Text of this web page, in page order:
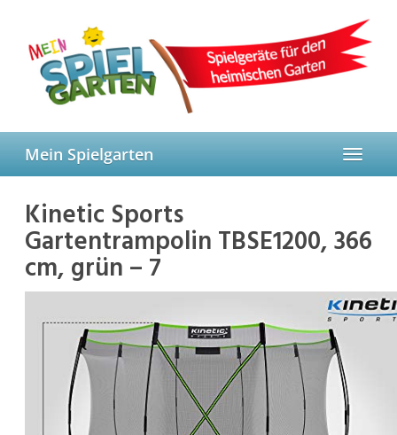
content
Toggle
Mein Spielgarten
Kinetic Sports
Gartentrampolin TBSE1200, 366
cm, grün – 7